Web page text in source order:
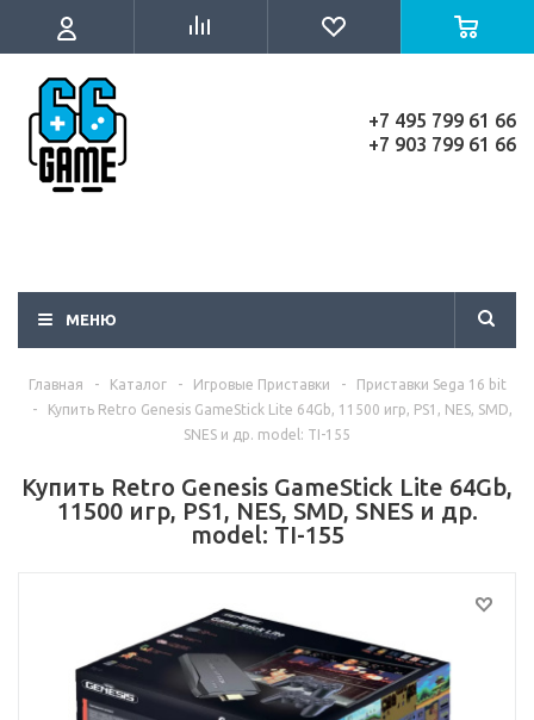
+7 495 799 61 66
+7 903 799 61 66
МЕНЮ
Главная - Каталог - Игровые Приставки -
Приставки Sega 16 bit
-
Купить Retro Genesis GameStick Lite 64Gb, 11500 игр, PS1, NES, SMD,
SNES и др. model: TI-155
Купить Retro Genesis GameStick Lite 64Gb,
11500 игр, PS1, NES, SMD, SNES и др.
model: TI-155